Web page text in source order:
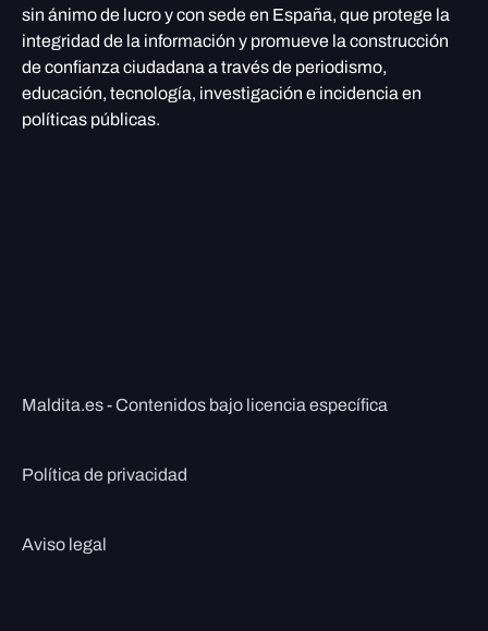
sin ánimo de lucro y con sede en España, que protege la
integridad de la información y promueve la construcción
de confianza ciudadana a través de periodismo,
educación, tecnología, investigación e incidencia en
políticas públicas.
Maldita.es - Contenidos bajo licencia específica
Política de privacidad
Aviso legal